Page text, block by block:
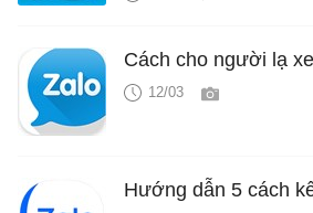
Cách cho người lạ
12/03
Hướng dẫn 5 cách